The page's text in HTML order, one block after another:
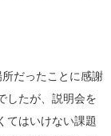
だったことに感謝
したが、説明会を
てはいけない課題